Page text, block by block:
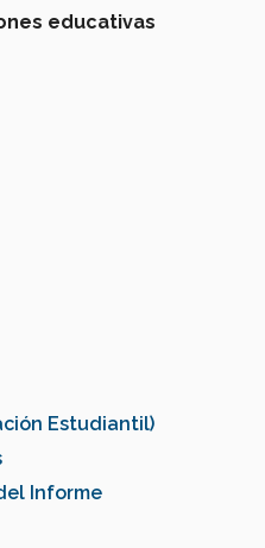
educativas
Estudiantil)
Informe